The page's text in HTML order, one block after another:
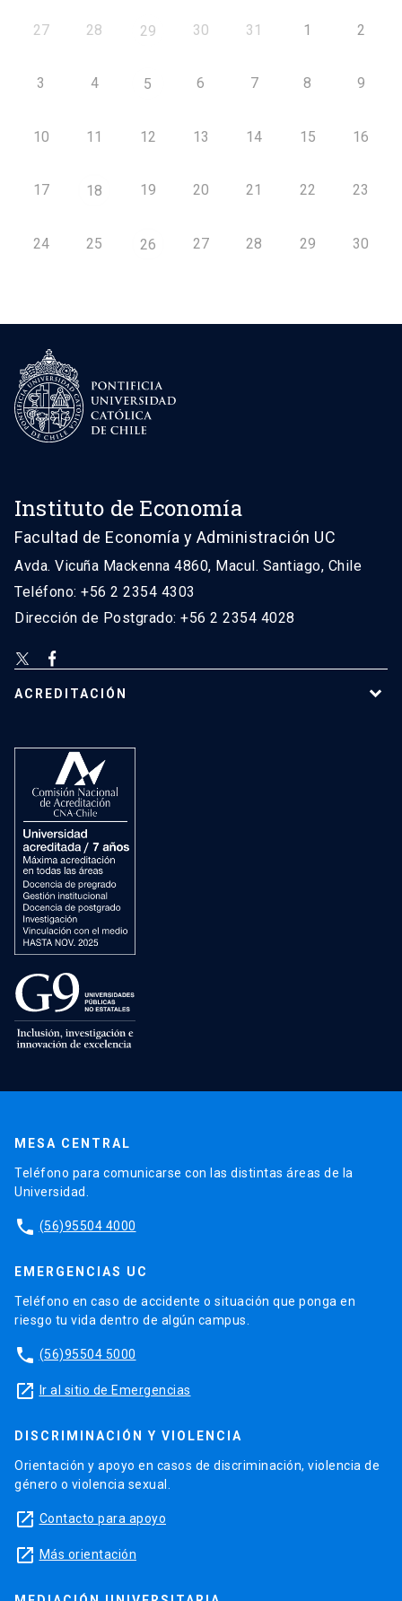
27 28 29 30 31 1 2
3 4 5 6 7 8 9
10 11 12 13 14 15 16
17 18 19 20 21 22 23
24 25 26 27 28 29 30
Instituto de Economía
Facultad de Economía y Administración UC
Avda. Vicuña Mackenna 4860, Macul. Santiago, Chile
Teléfono: +56 2 2354 4303
Dirección de Postgrado: +56 2 2354 4028
ACREDITACIÓN
MESA CENTRAL
Teléfono para comunicarse con las distintas áreas de la
Universidad.
phone (56)95504 4000
EMERGENCIAS UC
Teléfono en caso de accidente o situación que ponga en
riesgo tu vida dentro de algún campus.
phone (56)95504 5000
launch Ir al sitio de Emergencias
DISCRIMINACIÓN Y VIOLENCIA
Orientación y apoyo en casos de discriminación, violencia de
género o violencia sexual.
launch Contacto para apoyo
launch Más orientación